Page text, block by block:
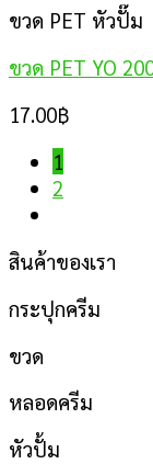
ขวด PET หัวปั๊ม
ขวด PET YO
17.00฿
1
2
สินค้าของเรา
กระปุกครีม
ขวด
หลอดครีม
หัวปั้ม